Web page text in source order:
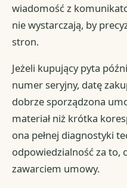
wiadomość z
nie wystarczają, by
stron.
Jeżeli kupujący pyta
numer seryjny, datę
dobrze sporządzona
materiał niż krótka
ona pełnej diagnostyki
odpowiedzialność za to,
zawarciem umowy.